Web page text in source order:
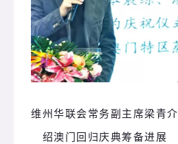
维州华联会常务副主席梁青介
绍澳门回归庆典筹备进展